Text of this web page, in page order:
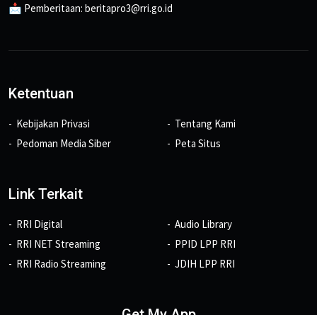
📩 Pemberitaan: beritapro3@rri.go.id
Ketentuan
Kebijakan Privasi
Pedoman Media Siber
Tentang Kami
Peta Situs
Link Terkait
RRI Digital
RRI NET Streaming
RRI Radio Streaming
Audio Library
PPID LPP RRI
JDIH LPP RRI